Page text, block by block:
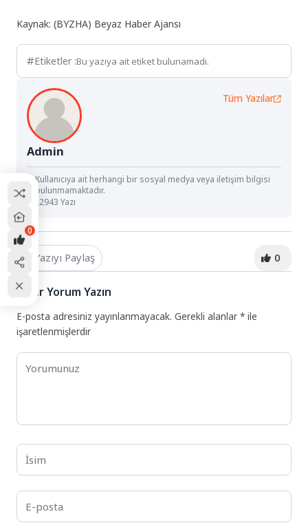
Kaynak: (BYZHA) Beyaz Haber Ajansı
Etiketler :Bu yazıya ait etiket bulunamadı.
Admin
Tüm Yazılar
Kullanıcıya ait herhangi bir sosyal medya veya iletişim bilgisi
bulunmamaktadır.
22943 Yazı
Yazıyı Paylaş 0
Bir Yorum Yazın
E-posta adresiniz yayınlanmayacak. Gerekli alanlar* ile
işaretlenmişlerdir
0